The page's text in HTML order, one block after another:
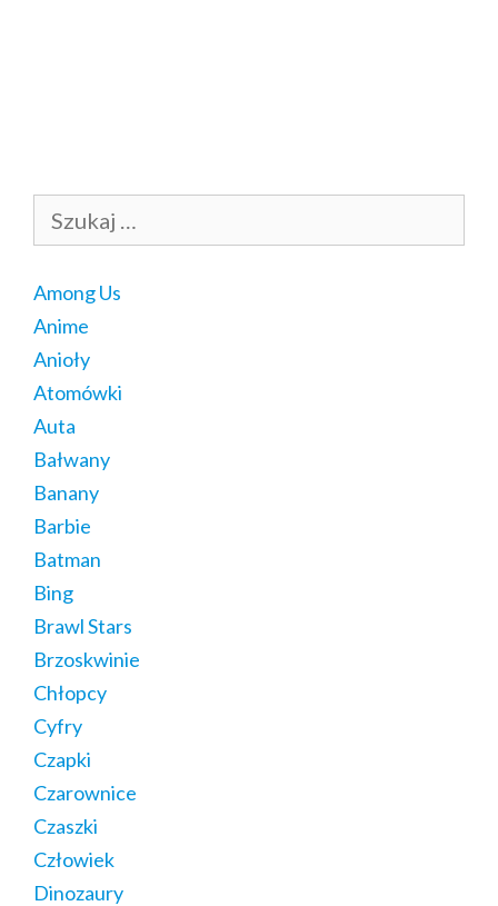
Among Us
Anime
Anioły
Atomówki
Auta
Bałwany
Banany
Barbie
Batman
Bing
Brawl Stars
Brzoskwinie
Chłopcy
Cyfry
Czapki
Czarownice
Czaszki
Człowiek
Dinozaury